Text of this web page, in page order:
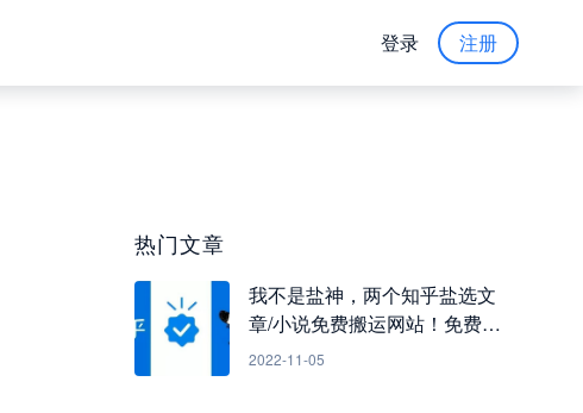
注册
登录
热门文章
我不是盐神，两个知乎盐选文
章/小说免费搬运网站！免费看
知乎小说
2022-11-05